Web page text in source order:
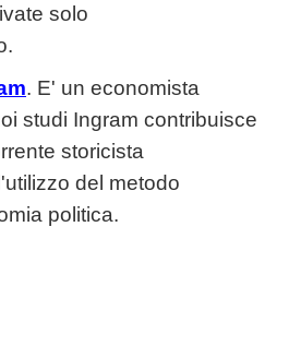
solo
. E' un economista
studi Ingram contribuisce
storicista
del metodo
politica.